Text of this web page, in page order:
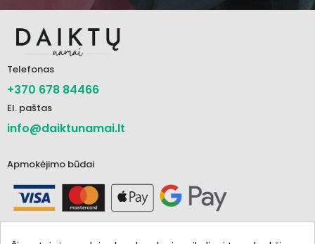
Telefonas
+370 678 84466
El. paštas
info@daiktunamai.lt
Apmokėjimo būdai